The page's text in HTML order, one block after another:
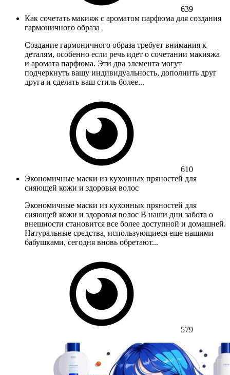
639
Как сочетать макияж с ароматом парфюма для создания
гармоничного образа
Создание гармоничного образа требует внимания к
деталям, особенно если речь идет о сочетании макияжа
и аромата парфюма. Эти два элемента могут
подчеркнуть вашу индивидуальность, дополнить друг
друга и сделать ваш стиль более...
610
Экономичные маски из кухонных пряностей для
сияющей кожи и здоровья волос
Экономичные маски из кухонных пряностей для
сияющей кожи и здоровья волос В наши дни забота о
внешности становится все более доступной и домашней.
Натуральные средства, использующиеся еще нашими
бабушками, сегодня вновь обретают...
579